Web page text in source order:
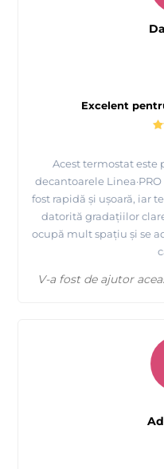
Excelent
Acest termostat este
decantoarele
fost rapidă și ușoară, iar
datorită gradațiilor
ocupă mult spațiu și se
V-a fost de ajutor